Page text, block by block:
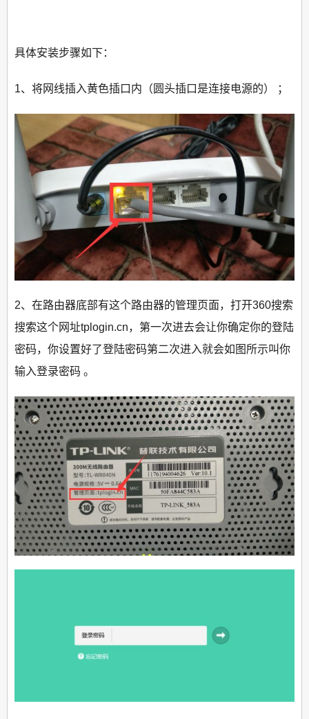
具体安装步骤如下：
1、将网线插入黄色插口内（圆头插口是连接电源的） ；
2、在路由器底部有这个路由器的管理页面，打开360搜索
搜索这个网址tplogin.cn，第一次进去会让你确定你的登陆
密码，你设置好了登陆密码第二次进入就会如图所示叫你
输入登录密码 。